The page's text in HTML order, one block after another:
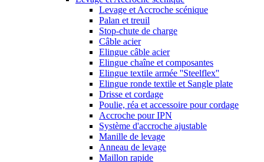
Levage et Accroche scénique
Palan et treuil
Stop-chute de charge
Câble acier
Elingue câble acier
Elingue chaîne et composantes
Elingue textile armée ''Steelflex''
Elingue ronde textile et Sangle plate
Drisse et cordage
Poulie, réa et accessoire pour cordage
Accroche pour IPN
Système d'accroche ajustable
Manille de levage
Anneau de levage
Maillon rapide